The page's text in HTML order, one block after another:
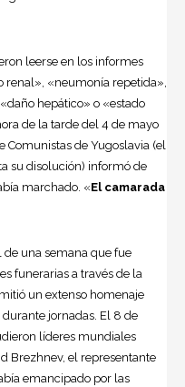
leerse en los informes
renal», «neumonía repetida»,
hepático» o «estado
de la tarde del 4 de mayo
Comunistas de Yugoslavia (el
su disolución) informó de
marchado. «El camarada
de una semana que fue
funerarias a través de la
un extenso homenaje
jornadas. El 8 de
líderes mundiales
Brezhnev, el representante
emancipado por las